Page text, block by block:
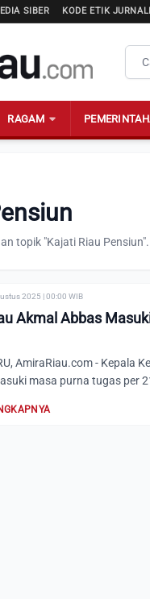
SIBER KODE ETIK
RAGAM
topik "Kajati Riau Pensiun".
2025 | 00:00 WIB
Akmal Abbas
AmiraRiau.com - Kepala
masa purna tugas per